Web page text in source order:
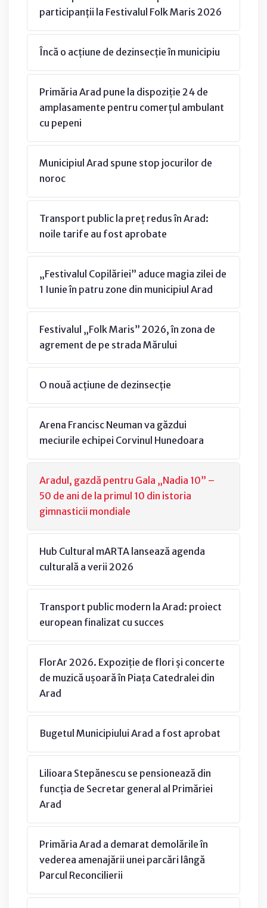
participanții la Festivalul Folk Maris 2026
Încă o acțiune de dezinsecție în municipiu
Primăria Arad pune la dispoziție 24 de
amplasamente pentru comerțul ambulant
cu pepeni
Municipiul Arad spune stop jocurilor de
noroc
Transport public la preț redus în Arad:
noile tarife au fost aprobate
„Festivalul Copilăriei” aduce magia zilei de
1 Iunie în patru zone din municipiul Arad
Festivalul „Folk Maris” 2026, în zona de
agrement de pe strada Mărului
O nouă acțiune de dezinsecție
Arena Francisc Neuman va găzdui
meciurile echipei Corvinul Hunedoara
Aradul, gazdă pentru Gala „Nadia 10” –
50 de ani de la primul 10 din istoria
gimnasticii mondiale
Hub Cultural mARTA lansează agenda
culturală a verii 2026
Transport public modern la Arad: proiect
european finalizat cu succes
FlorAr 2026. Expoziție de flori și concerte
de muzică ușoară în Piața Catedralei din
Arad
Bugetul Municipiului Arad a fost aprobat
Lilioara Stepănescu se pensionează din
funcția de Secretar general al Primăriei
Arad
Primăria Arad a demarat demolările în
vederea amenajării unei parcări lângă
Parcul Reconcilierii